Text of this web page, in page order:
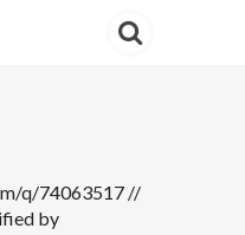
q/74063517 //
by